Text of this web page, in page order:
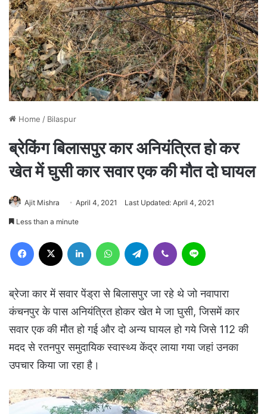
Home / Bilaspur
ब्रेकिंग बिलासपुर कार अनियंत्रित हो कर
खेत में घुसी कार सवार एक की मौत दो घायल
Ajit Mishra April 4, 2021 Last Updated: April 4, 2021
Less than a minute
Facebook LinkedIn WhatsAppTelegram Viber
ब्रेजा कार में सवार पेंड्रा से बिलासपुर जा रहे थे जो नवापारा
कंचनपुर के पास अनियंत्रित होकर खेत मे जा घुसी, जिसमें कार
सवार एक की मौत हो गई और दो अन्य घायल हो गये जिसे 112 की
मदद से रतनपुर समुदायिक स्वास्थ्य केंद्र लाया गया जहां उनका
उपचार किया जा रहा है।